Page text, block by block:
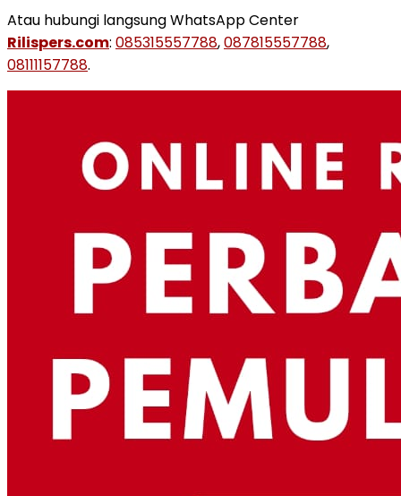
Atau hubungi langsung WhatsApp Center
Rilispers.com: 085315557788,087815557788,
08111157788.